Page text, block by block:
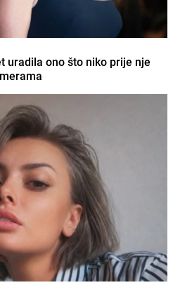
uradila ono što niko prije nje